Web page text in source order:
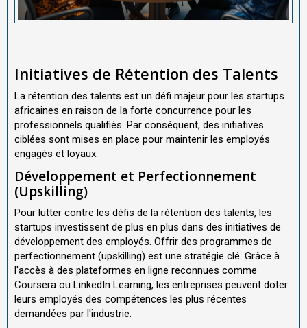
Initiatives de Rétention des Talents
La rétention des talents est un défi majeur pour les startups
africaines en raison de la forte concurrence pour les
professionnels qualifiés. Par conséquent, des initiatives
ciblées sont mises en place pour maintenir les employés
engagés et loyaux.
Développement et Perfectionnement
(Upskilling)
Pour lutter contre les défis de la rétention des talents, les
startups investissent de plus en plus dans des initiatives de
développement des employés. Offrir des programmes de
perfectionnement (upskilling) est une stratégie clé. Grâce à
l'accès à des plateformes en ligne reconnues comme
Coursera ou LinkedIn Learning, les entreprises peuvent doter
leurs employés des compétences les plus récentes
demandées par l'industrie.